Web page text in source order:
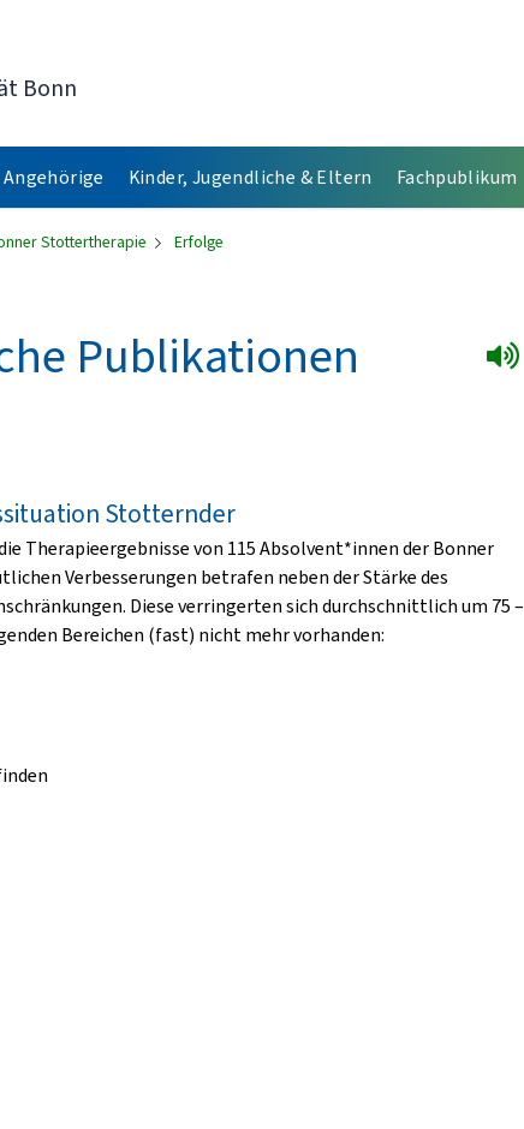
Bonn
Kinder, Jugendliche & Eltern Fachpublikum
Stottertherapie Erfolge
Publikationen
Stotternder
Therapieergebnisse von 115 Absolvent*innen der Bonner
Verbesserungen betrafen neben der Stärke des
Diese verringerten sich durchschnittlich um 75 –
Bereichen (fast) nicht mehr vorhanden: